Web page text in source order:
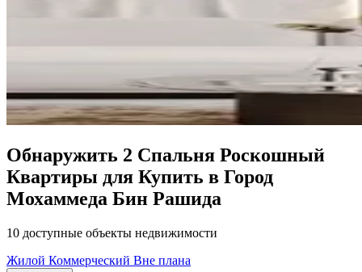
Обнаружить 2 Спальня Роскошный
Квартиры для Купить в Город
Мохаммеда Бин Рашида
10 доступные объекты недвижимости
Жилой Коммерческий Вне плана